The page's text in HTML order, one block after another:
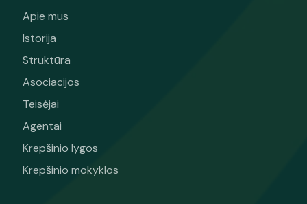
Apie mus
Istorija
Struktūra
Asociacijos
Teisėjai
Agentai
Krepšinio lygos
Krepšinio mokyklos